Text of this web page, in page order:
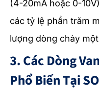
(4-20mA hoặc 0-
các tỷ lệ phần trăm
lượng dòng chảy
3. Các Dòng
Phổ Biến Tại